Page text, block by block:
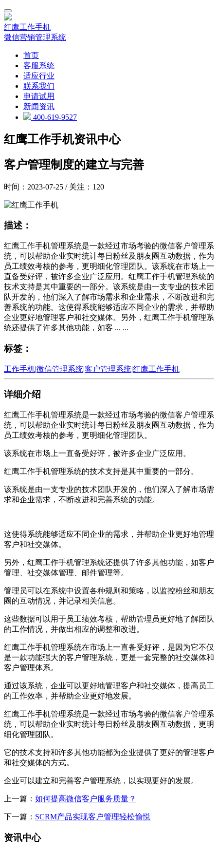
红鹰工作手机
微信营销管理系统
首页
客服系统
适应行业
联系我们
申请试用
新闻资讯
400-619-9527
红鹰工作手机资讯中心
客户管理制度的建立与完善
时间：2023-07-25 / 关注：120
描述：
红鹰工作手机管理系统是一款经过市场考验的微信客户管理系
统，可以帮助企业实时统计每日粉丝及朋友圈互动数据，作为
员工绩效考核的参考，更明细化管理团队。该系统在市场上一
直备受好评，被许多企业广泛应用。红鹰工作手机管理系统的
技术支持是其中重要的一部分。该系统是由一支专业的技术团
队开发的，他们深入了解市场需求和企业需求，不断改进和完
善系统的功能。这使得系统能够适应不同企业的需求，并帮助
企业更好地管理客户和社交媒体。另外，红鹰工作手机管理系
统还提供了许多其他功能，如客 ... ...
标签：
工作手机|微信管理系统|客户管理系统|红鹰工作手机
详细介绍
红鹰工作手机管理系统是一款经过市场考验的微信客户管理系
统，可以帮助企业实时统计每日粉丝及朋友圈互动数据，作为
员工绩效考核的参考，更明细化管理团队。
该系统在市场上一直备受好评，被许多企业广泛应用。
红鹰工作手机管理系统的技术支持是其中重要的一部分。
该系统是由一支专业的技术团队开发的，他们深入了解市场需
求和企业需求，不断改进和完善系统的功能。
这使得系统能够适应不同企业的需求，并帮助企业更好地管理
客户和社交媒体。
另外，红鹰工作手机管理系统还提供了许多其他功能，如客户
管理、社交媒体管理、邮件管理等。
管理员可以在系统中设置各种规则和策略，以监控粉丝和朋友
圈的互动情况，并记录相关信息。
这些数据可以用于员工绩效考核，帮助管理员更好地了解团队
的工作情况，并做出相应的调整和改进。
红鹰工作手机管理系统在市场上一直备受好评，是因为它不仅
是一款功能强大的客户管理系统，更是一套完整的社交媒体和
客户管理体系。
通过该系统，企业可以更好地管理客户和社交媒体，提高员工
的工作效率，并帮助企业更好地发展。
红鹰工作手机管理系统是一款经过市场考验的微信客户管理系
统，可以帮助企业实时统计每日粉丝及朋友圈互动数据，更明
细化管理团队。
它的技术支持和许多其他功能都为企业提供了更好的管理客户
和社交媒体的方式。
企业可以建立和完善客户管理系统，以实现更好的发展。
上一篇： 如何提高微信客户服务质量？
下一篇： SCRM产品实现客户管理轻松愉悦
资讯中心